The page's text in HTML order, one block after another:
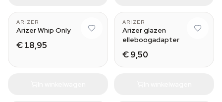
ARIZER
Arizer Whip Only
€ 18,95
ARIZER
Arizer glazen
elleboogadapter
€ 9,50